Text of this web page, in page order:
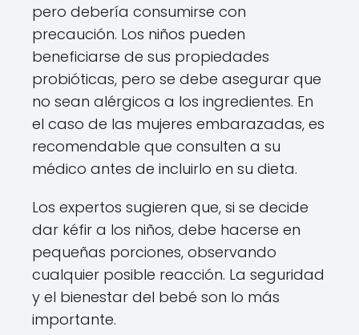
pero debería consumirse con
precaución. Los niños pueden
beneficiarse de sus propiedades
probióticas, pero se debe asegurar que
no sean alérgicos a los ingredientes. En
el caso de las mujeres embarazadas, es
recomendable que consulten a su
médico antes de incluirlo en su dieta.
Los expertos sugieren que, si se decide
dar kéfir a los niños, debe hacerse en
pequeñas porciones, observando
cualquier posible reacción. La seguridad
y el bienestar del bebé son lo más
importante.